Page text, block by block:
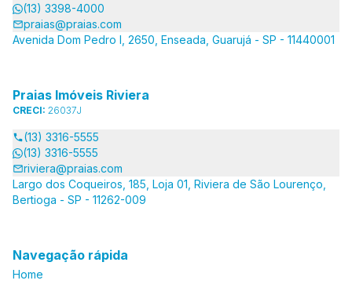
(13) 3398-4000
praias@praias.com
Avenida Dom Pedro I, 2650, Enseada, Guarujá - SP - 11440001
Praias Imóveis Riviera
CRECI: 26037J
(13) 3316-5555
(13) 3316-5555
riviera@praias.com
Largo dos Coqueiros, 185, Loja 01, Riviera de São Lourenço,
Bertioga - SP - 11262-009
Navegação rápida
Home